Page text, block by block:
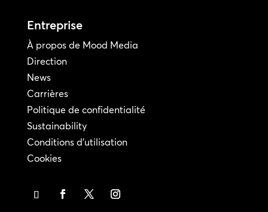
Entreprise
À propos de Mood Media
Direction
News
Carrières
Politique de confidentialité
Sustainability
Conditions d'utilisation
Cookies